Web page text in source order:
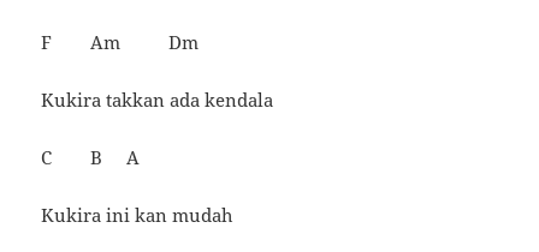
F Am Dm
Kukira takkan ada kendala
C B A
Kukira ini kan mudah